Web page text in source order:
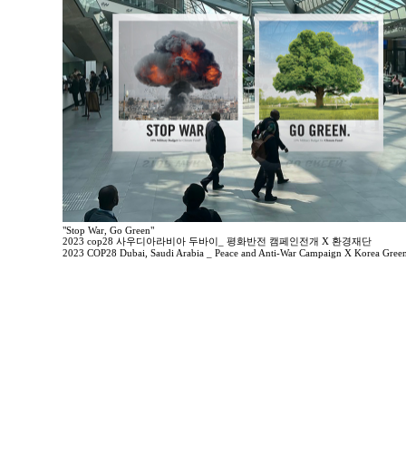
"Stop War, Go Green"
2023 cop28 사우디아라비아 두바이_ 평화반전 캠페인전개 X 환경재단
2023 COP28 Dubai, Saudi Arabia _ Peace and Anti-War Campaign X Korea